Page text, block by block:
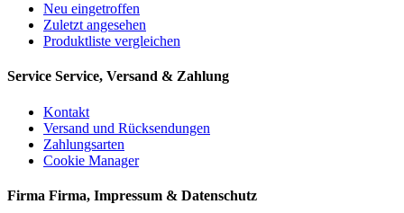
Neu eingetroffen
Zuletzt angesehen
Produktliste vergleichen
Service Service, Versand & Zahlung
Kontakt
Versand und Rücksendungen
Zahlungsarten
Cookie Manager
Firma Firma, Impressum & Datenschutz